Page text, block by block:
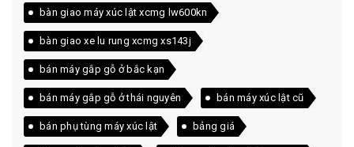
bàn giao máy xúc lật xcmg lw600kn
bàn giao xe lu rung xcmg xs143j
bán máy gắp gỗ ở bắc kạn
bán máy gắp gỗ ở thái nguyên bán máy xúc lật cũ
bán phụ tùng máy xúc lật bảng giá